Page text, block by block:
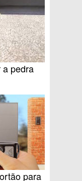
a pedra
para